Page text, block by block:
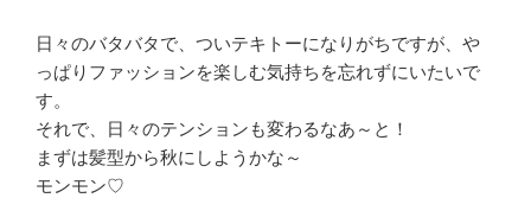
日々のバタバタで、ついテキトーになりがちですが、や
っぱりファッションを楽しむ気持ちを忘れずにいたいで
す。
それで、日々のテンションも変わるなあ～と！
まずは髪型から秋にしようかな～
モンモン♡